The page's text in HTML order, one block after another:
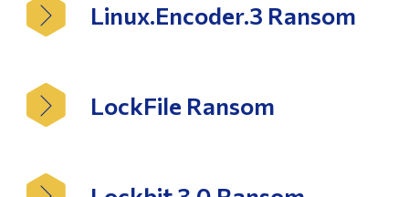
Linux.Encoder.3 Ransom
LockFile Ransom